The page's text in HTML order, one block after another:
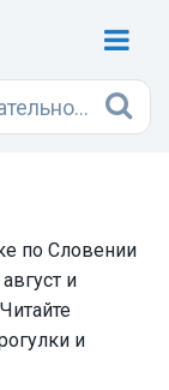
по Словении
и
и